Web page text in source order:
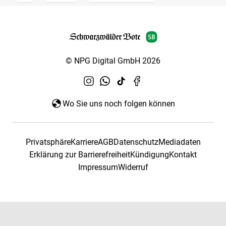
© NPG Digital GmbH 2026
Wo Sie uns noch folgen können
PrivatsphäreKarriereAGBDatenschutzMediadaten
Erklärung zur BarrierefreiheitKündigungKontakt
ImpressumWiderruf